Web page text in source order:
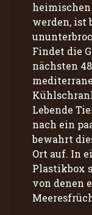
werden, ist
Findet die
nächsten
Lebende
nach ein
bewahrt
Ort auf. In
Plastikbox
von denen